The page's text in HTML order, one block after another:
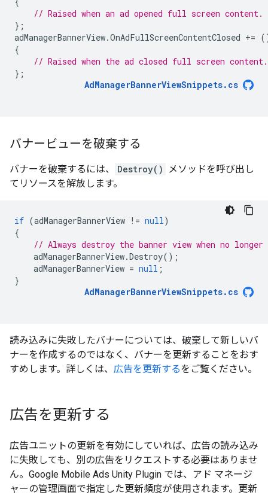
// Raised when an ad opened full screen content.
};
adManagerBannerView.OnAdFullScreenContentClosed +=
{
// Raised when the ad closed full screen content.
};
AdManagerBannerViewSnippets. cs
バナービューを破棄する
バナーを破棄するには、 Destroy()
メソッドを呼び出し
てリソースを解放します。
if (adManagerBannerView != null)
{
// Always destroy the banner view when no longer
adManagerBannerView.Destroy();
adManagerBannerView = null ;
}
AdManagerBannerViewSnippets. cs
読み込みに失敗したバナーについては、破棄して新しいバ
ナーを作成するのではなく、バナーを更新することをおす
すめします。詳しくは、 広告を更新するをご覧ください。
広告を更新する
広告ユニットの更新を有効にしていれば、広告の読み込み
に失敗しても、別の広告をリクエストする必要はありませ
ん。 Google Mobile Ads Unity Plugin では、アド マネージ
ャーの管理画面で指定した更新頻度が使用されます。更新